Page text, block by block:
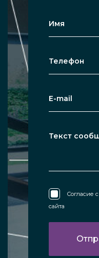
Согласие с
сайта